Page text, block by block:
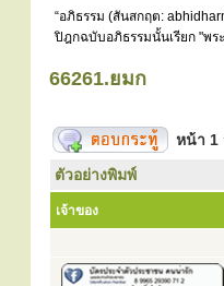
“อภิธรรม (สันสกฤต:
ปิฎกฉบับอภิธรรมนั้นเรียก "พร
66261.ยมก
หน้า 1
ตัวอย่างพิมพ์
เจ้าของ